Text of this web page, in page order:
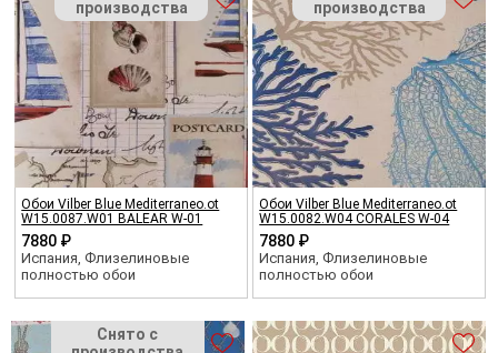
Обои Vilber Blue Mediterraneo.ot
W15.0087.W01 BALEAR W-01
7880 ₽
Испания, Флизелиновые
полностью обои
Обои Vilber Blue Mediterraneo.ot
W15.0082.W04 CORALES W-04
7880 ₽
Испания, Флизелиновые
полностью обои